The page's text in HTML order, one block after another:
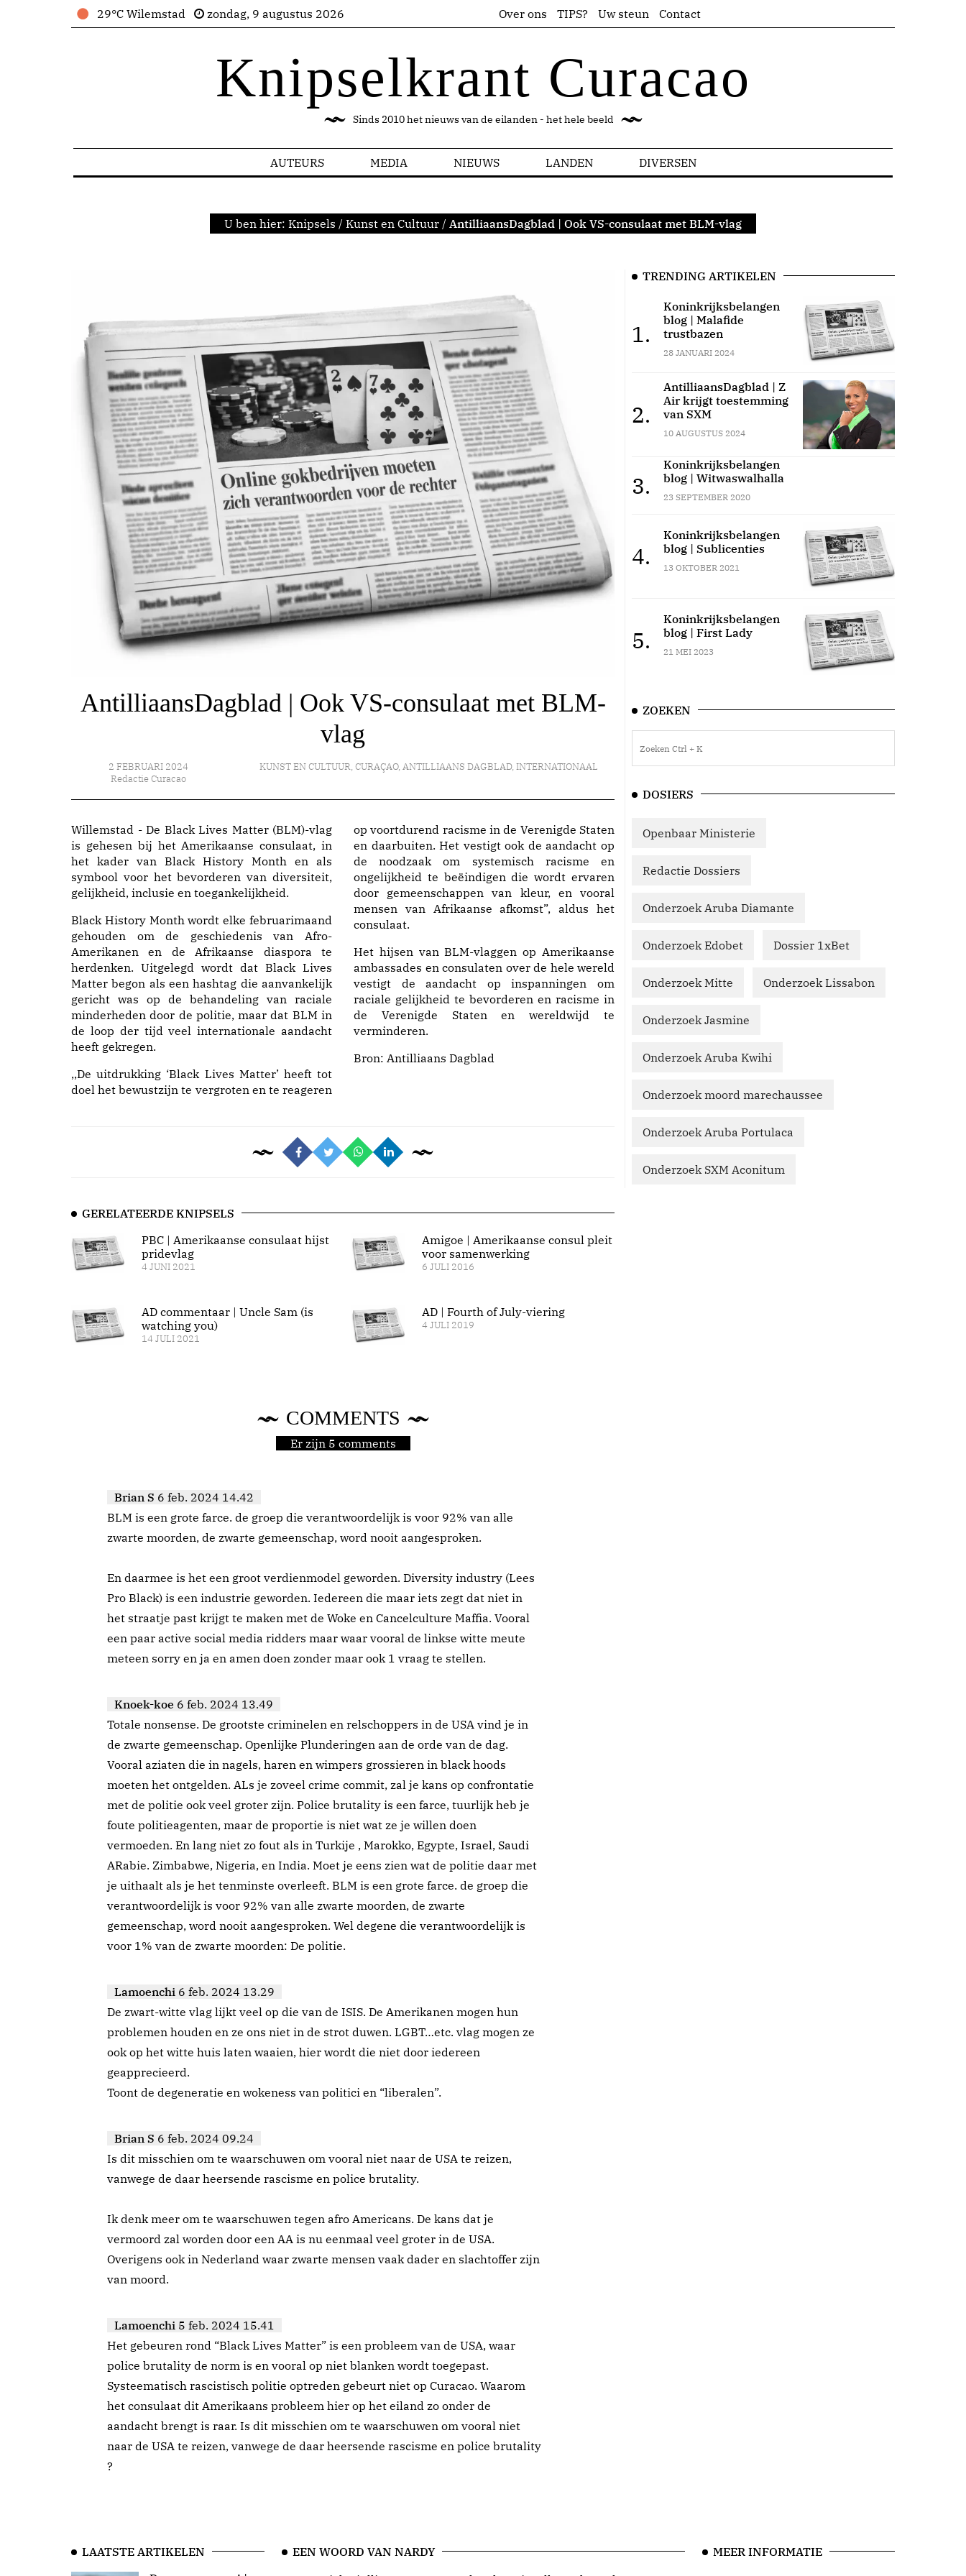
29°C Wilemstad zondag, 9 augustus 2026 Over ons TIPS? Uw steun Contact
Knipselkrant Curacao
Sinds 2010 het nieuws van de eilanden - het hele beeld
AUTEURS MEDIA NIEUWS LANDEN DIVERSEN
U ben hier: Knipsels / Kunst en Cultuur / AntilliaansDagblad | Ook VS-consulaat met BLM-vlag
AntilliaansDagblad | Ook VS-consulaat met BLM-
vlag
2 FEBRUARI 2024
Redactie Curacao
KUNST EN CULTUUR,CURAÇAO,ANTILLIAANS DAGBLAD,INTERNATIONAAL
Willemstad - De Black Lives Matter (BLM)-vlag
is gehesen bij het Amerikaanse consulaat, in
het kader van Black History Month en als
symbool voor het bevorderen van diversiteit,
gelijkheid, inclusie en toegankelijkheid.
Black History Month wordt elke februarimaand
gehouden om de geschiedenis van Afro-
Amerikanen en de Afrikaanse diaspora te
herdenken. Uitgelegd wordt dat Black Lives
Matter begon als een hashtag die aanvankelijk
gericht was op de behandeling van raciale
minderheden door de politie, maar dat BLM in
de loop der tijd veel internationale aandacht
heeft gekregen.
,,De uitdrukking ‘Black Lives Matter’ heeft tot
doel het bewustzijn te vergroten en te reageren
op voortdurend racisme in de Verenigde Staten
en daarbuiten. Het vestigt ook de aandacht op
de noodzaak om systemisch racisme en
ongelijkheid te beëindigen die wordt ervaren
door gemeenschappen van kleur, en vooral
mensen van Afrikaanse afkomst”, aldus het
consulaat.
Het hijsen van BLM-vlaggen op Amerikaanse
ambassades en consulaten over de hele wereld
vestigt de aandacht op inspanningen om
raciale gelijkheid te bevorderen en racisme in
de Verenigde Staten en wereldwijd te
verminderen.
Bron: Antilliaans Dagblad
GERELATEERDE KNIPSELS
PBC | Amerikaanse consulaat hijst
pridevlag
4 JUNI 2021
AD commentaar | Uncle Sam (is
watching you)
14 JULI 2021
Amigoe | Amerikaanse consul pleit
voor samenwerking
6 JULI 2016
AD | Fourth of July-viering
4 JULI 2019
COMMENTS
Er zijn 5 comments
Brian S 6 feb. 2024 14.42
BLM is een grote farce. de groep die verantwoordelijk is voor 92% van alle
zwarte moorden, de zwarte gemeenschap, word nooit aangesproken.
En daarmee is het een groot verdienmodel geworden. Diversity industry (Lees
Pro Black) is een industrie geworden. Iedereen die maar iets zegt dat niet in
het straatje past krijgt te maken met de Woke en Cancelculture Maffia. Vooral
een paar active social media ridders maar waar vooral de linkse witte meute
meteen sorry en ja en amen doen zonder maar ook 1 vraag te stellen.
Knoek-koe 6 feb. 2024 13.49
Totale nonsense. De grootste criminelen en relschoppers in de USA vind je in
de zwarte gemeenschap. Openlijke Plunderingen aan de orde van de dag.
Vooral aziaten die in nagels, haren en wimpers grossieren in black hoods
moeten het ontgelden. ALs je zoveel crime commit, zal je kans op confrontatie
met de politie ook veel groter zijn. Police brutality is een farce, tuurlijk heb je
foute politieagenten, maar de proportie is niet wat ze je willen doen
vermoeden. En lang niet zo fout als in Turkije , Marokko, Egypte, Israel, Saudi
ARabie. Zimbabwe, Nigeria, en India. Moet je eens zien wat de politie daar met
je uithaalt als je het tenminste overleeft. BLM is een grote farce. de groep die
verantwoordelijk is voor 92% van alle zwarte moorden, de zwarte
gemeenschap, word nooit aangesproken. Wel degene die verantwoordelijk is
voor 1% van de zwarte moorden: De politie.
Lamoenchi 6 feb. 2024 13.29
De zwart-witte vlag lijkt veel op die van de ISIS. De Amerikanen mogen hun
problemen houden en ze ons niet in de strot duwen. LGBT…etc. vlag mogen ze
ook op het witte huis laten waaien, hier wordt die niet door iedereen
geapprecieerd.
Toont de degeneratie en wokeness van politici en “liberalen”.
Brian S 6 feb. 2024 09.24
Is dit misschien om te waarschuwen om vooral niet naar de USA te reizen,
vanwege de daar heersende rascisme en police brutality.
Ik denk meer om te waarschuwen tegen afro Americans. De kans dat je
vermoord zal worden door een AA is nu eenmaal veel groter in de USA.
Overigens ook in Nederland waar zwarte mensen vaak dader en slachtoffer zijn
van moord.
Lamoenchi 5 feb. 2024 15.41
Het gebeuren rond “Black Lives Matter” is een probleem van de USA, waar
police brutality de norm is en vooral op niet blanken wordt toegepast.
Systeematisch rascistisch politie optreden gebeurt niet op Curacao. Waarom
het consulaat dit Amerikaans probleem hier op het eiland zo onder de
aandacht brengt is raar. Is dit misschien om te waarschuwen om vooral niet
naar de USA te reizen, vanwege de daar heersende rascisme en police brutality
?
TRENDING ARTIKELEN
1.
Koninkrijksbelangen
blog | Malafide
trustbazen
28 JANUARI 2024
2.
AntilliaansDagblad | Z
Air krijgt toestemming
van SXM
10 AUGUSTUS 2024
3.
Koninkrijksbelangen
blog | Witwaswalhalla
23 SEPTEMBER 2020
4.
Koninkrijksbelangen
blog | Sublicenties
13 OKTOBER 2021
5.
Koninkrijksbelangen
blog | First Lady
21 MEI 2023
ZOEKEN
DOSIERS
Openbaar Ministerie
Redactie Dossiers
Onderzoek Aruba Diamante
Onderzoek Edobet Dossier 1xBet
Onderzoek Mitte Onderzoek Lissabon
Onderzoek Jasmine
Onderzoek Aruba Kwihi
Onderzoek moord marechaussee
Onderzoek Aruba Portulaca
Onderzoek SXM Aconitum
LAATSTE ARTIKELEN
EEN WOORD VAN NARDY
MEER INFORMATIE